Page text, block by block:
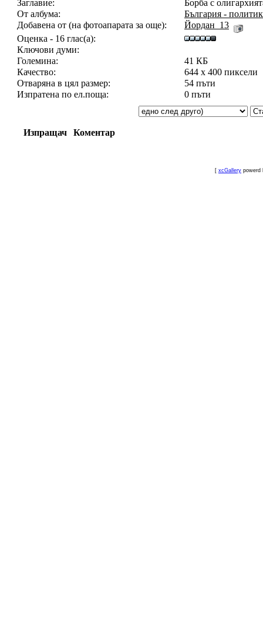
Заглавие:
Борба с
От албума:
България -
Добавена от (на фотоапарата за още):
Йордан_13
Оценка - 16 глас(а):
Ключови думи:
Големина:
41 КБ
Качество:
644 x 400 пиксели
Отваряна в цял размер:
54 пъти
Изпратена по ел.поща:
0 пъти
Изпращач Коментар
[ xcGallery